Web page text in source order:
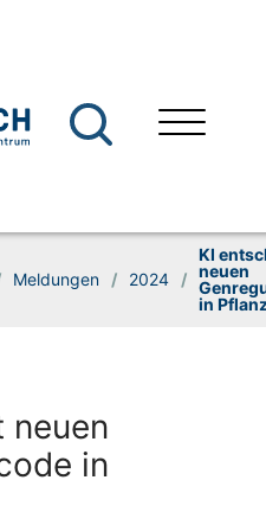
Meldungen / 2024 /
KI
neuen
in
neuen
in